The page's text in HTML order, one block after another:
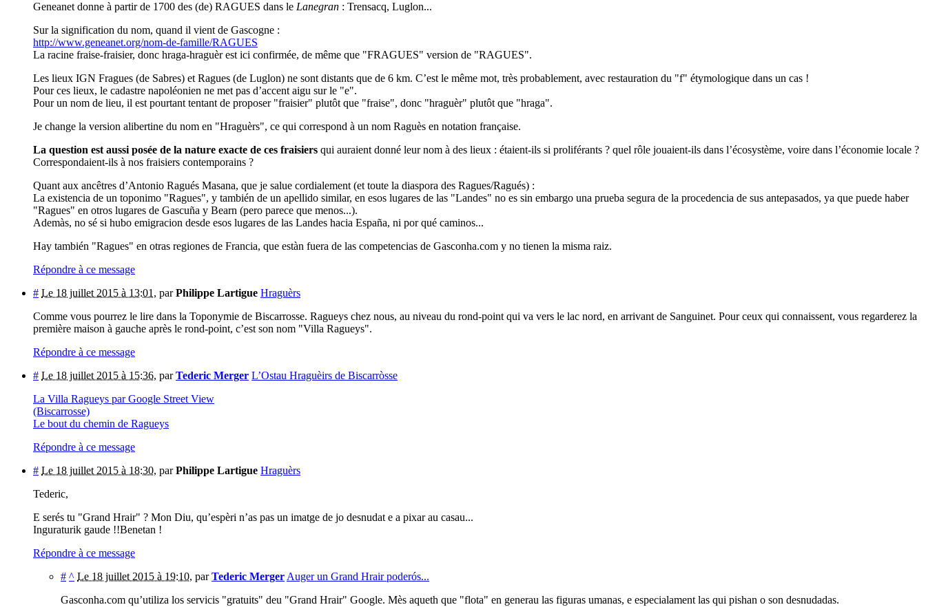
Geneanet donne à partir de 1700 des (de) RAGUES dans le Lanegran : Trensacq, Luglon...
Sur la signification du nom, quand il vient de Gascogne :
http://www.geneanet.org/nom-de-famille/RAGUES
La racine fraise-fraisier, donc hraga-hraguèr est ici confirmée, de même que "FRAGUES" version de "RAGUES".
Les lieux IGN Fragues (de Sabres) et Ragues (de Luglon) ne sont distants que de 6 km. C’est le même mot, très probablement, avec restauration du "f" étymologique dans un cas !
Pour ces lieux, le cadastre napoléonien ne met pas d’accent aigu sur le "e".
Pour un nom de lieu, il est pourtant tentant de proposer "fraisier" plutôt que "fraise", donc "hraguèr" plutôt que "hraga".
Je change la version alibertine du nom en "Hraguèrs", ce qui correspond à un nom Raguès en notation française.
La question est aussi posée de la nature exacte de ces fraisiers qui auraient donné leur nom à des lieux : étaient-ils si proliférants ? quel rôle jouaient-ils dans l’écosystème, voire dans l’économie locale ?
Correspondaient-ils à nos fraisiers contemporains ?
Quant aux ancêtres d’Antonio Ragués Masana, que je salue cordialement (et toute la diaspora des Ragues/Ragués) :
La existencia de un toponimo "Ragues", y también de un apellido similar, en esos lugares de las "Landes" no es sin embargo una prueba segura de la procedencia de sus antepasados, ya que puede haber
"Ragues" en otros lugares de Gascuña y Bearn (pero parece que menos...).
Ademàs, no sé si hubo emigracion desde esos lugares de las Landes hacia España, ni por qué caminos...
Hay también "Ragues" en otras regiones de Francia, que estàn fuera de las competencias de Gasconha.com y no tienen la misma raiz.
Répondre à ce message
# Le 18 juillet 2015 à 13:01 , parPhilippe Lartigue Hraguèrs
Comme vous pourrez le lire dans la Toponymie de Biscarrosse. Ragueys chez nous, au niveau du rond-point qui va vers le lac nord, en arrivant de Sanguinet. Pour ceux qui connaissent, vous regarderez la
première maison à gauche après le rond-point, c’est son nom "Villa Ragueys".
Répondre à ce message
# Le 18 juillet 2015 à 15:36, parTederic Merger L’Ostau Hraguèirs de Biscarròsse
La Villa Ragueys par Google Street View
(Biscarrosse)
Le bout du chemin de Ragueys
Répondre à ce message
# Le 18 juillet 2015 à 18:30, parPhilippe Lartigue Hraguèrs
Tederic,
E serés tu "Grand Hrair" ? Mon Diu, qu’espèri n’as pas un imatge de jo desnudat e a pixar au casau...
Inguraturik gaude !!Benetan !
Répondre à ce message
# ^ Le 18 juillet 2015 à 19:10, parTederic Merger Auger un Grand Hrair poderós...
Gasconha.com qu’utiliza los servicis "gratuits" deu "Grand Hrair" Google. Mès aqueth que "flota" en generau las figuras umanas, e especialament las qui pishan o son desnudadas.